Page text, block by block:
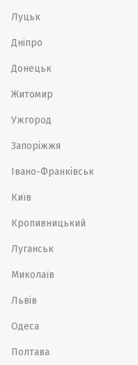
Луцьк
Дніпро
Донецьк
Житомир
Ужгород
Запоріжжя
Івано-Франківськ
Київ
Кропивницький
Луганськ
Миколаїв
Львів
Одеса
Полтава